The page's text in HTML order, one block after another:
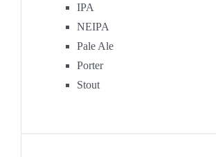
IPA
NEIPA
Pale Ale
Porter
Stout